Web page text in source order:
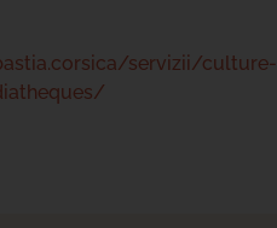
servizii/culture-